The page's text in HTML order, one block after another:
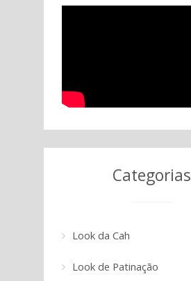
Categorias
Look da Cah
Look de Patinação